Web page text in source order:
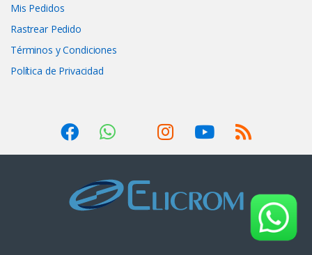
Mis Pedidos
Rastrear Pedido
Términos y Condiciones
Política de Privacidad